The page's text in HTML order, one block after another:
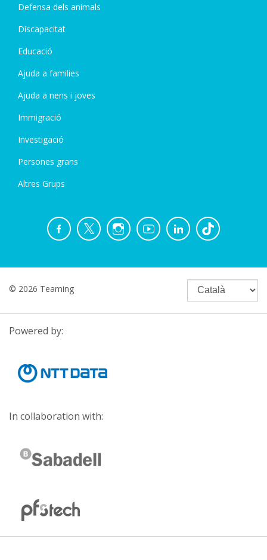
Defensa dels animals
Discapacitat
Educació
Ajuda a families
Ajuda a nens i joves
Immigració
Investigació
Persones grans
Altres Grups
© 2026 Teaming
Powered by:
In collaboration with: